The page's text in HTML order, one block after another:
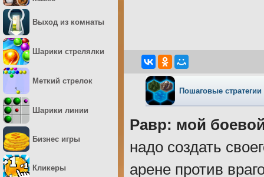
Пошаговые стратегии
Равр: мой
надо создать
арене против
Выход из комнаты
Шарики стрелялки
Меткий стрелок
Шарики линии
Бизнес игры
Кликеры